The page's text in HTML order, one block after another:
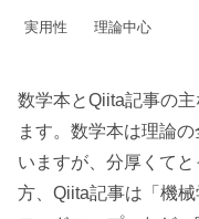
実用性 理論中心
数学本とQiita記事の
ます。数学本は理論
いますが、分厚くて
方、Qiita記事は「機